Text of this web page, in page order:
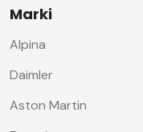
Marki
Alpina
Daimler
Aston Martin